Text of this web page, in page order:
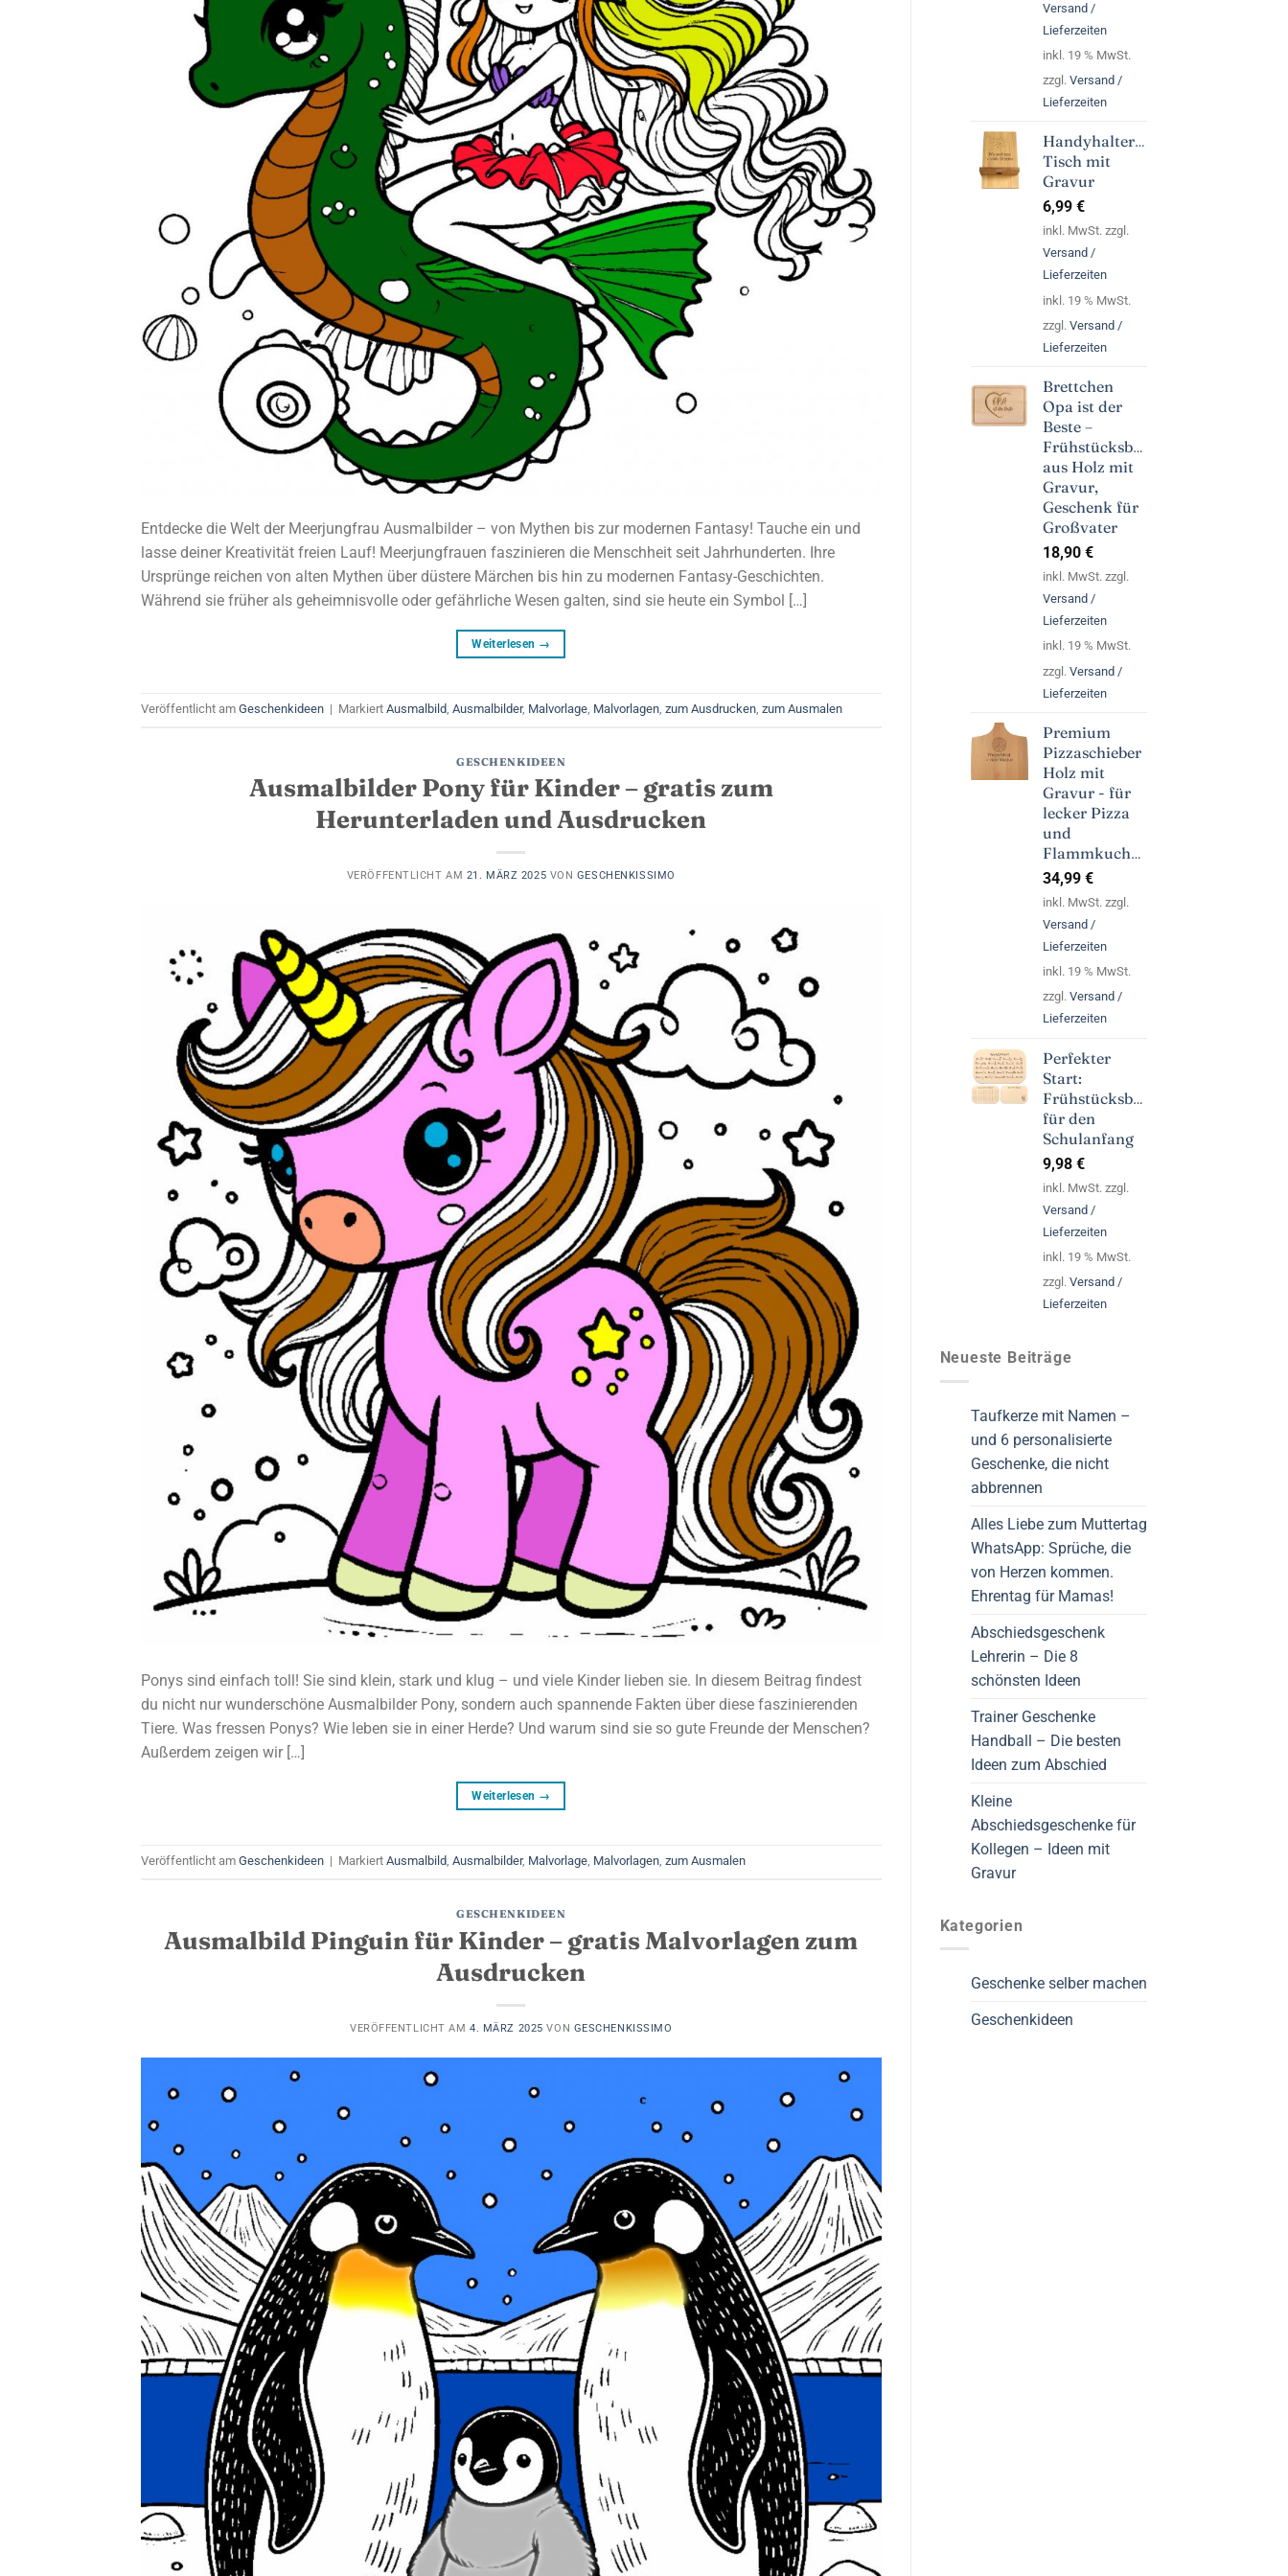
Entdecke die Welt der Meerjungfrau Ausmalbilder – von Mythen bis zur modernen Fantasy! Tauche ein und
lasse deiner Kreativität freien Lauf! Meerjungfrauen faszinieren die Menschheit seit Jahrhunderten. Ihre
Ursprünge reichen von alten Mythen über düstere Märchen bis hin zu modernen Fantasy-Geschichten.
Während sie früher als geheimnisvolle oder gefährliche Wesen galten, sind sie heute ein Symbol […]
Weiterlesen →
Veröffentlicht am Geschenkideen | Markiert Ausmalbild, Ausmalbilder, Malvorlage, Malvorlagen, zum Ausdrucken, zum Ausmalen
GESCHENKIDEEN
Ausmalbilder Pony für Kinder – gratis zum
Herunterladen und Ausdrucken
VERÖFFENTLICHT AM 21. MÄRZ 2025 VON GESCHENKISSIMO
Ponys sind einfach toll! Sie sind klein, stark und klug – und viele Kinder lieben sie. In diesem Beitrag findest
du nicht nur wunderschöne Ausmalbilder Pony, sondern auch spannende Fakten über diese faszinierenden
Tiere. Was fressen Ponys? Wie leben sie in einer Herde? Und warum sind sie so gute Freunde der Menschen?
Außerdem zeigen wir […]
Weiterlesen →
Veröffentlicht am Geschenkideen | Markiert Ausmalbild, Ausmalbilder, Malvorlage, Malvorlagen, zum Ausmalen
GESCHENKIDEEN
Ausmalbild Pinguin für Kinder – gratis Malvorlagen zum
Ausdrucken
VERÖFFENTLICHT AM4. MÄRZ 2025 VON GESCHENKISSIMO
Versand /
Lieferzeiten
inkl. 19 % MwSt.
zzgl. Versand /
Lieferzeiten
Handyhalterung
Tisch mit
Gravur
6,99 €
inkl. MwSt. zzgl.
Versand /
Lieferzeiten
inkl. 19 % MwSt.
zzgl. Versand /
Lieferzeiten
Brettchen
Opa ist der
Beste –
Frühstücksbrett
aus Holz mit
Gravur,
Geschenk für
Großvater
18,90 €
inkl. MwSt. zzgl.
Versand /
Lieferzeiten
inkl. 19 % MwSt.
zzgl. Versand /
Lieferzeiten
Premium
Pizzaschieber
Holz mit
Gravur - für
lecker Pizza
und
Flammkuchen
34,99 €
inkl. MwSt. zzgl.
Versand /
Lieferzeiten
inkl. 19 % MwSt.
zzgl. Versand /
Lieferzeiten
Perfekter
Start:
Frühstücksbrettchen
für den
Schulanfang
9,98 €
inkl. MwSt. zzgl.
Versand /
Lieferzeiten
inkl. 19 % MwSt.
zzgl. Versand /
Lieferzeiten
Neueste Beiträge
Taufkerze mit Namen –
und 6 personalisierte
Geschenke, die nicht
abbrennen
Alles Liebe zum Muttertag
WhatsApp: Sprüche, die
von Herzen kommen.
Ehrentag für Mamas!
Abschiedsgeschenk
Lehrerin – Die 8
schönsten Ideen
Trainer Geschenke
Handball – Die besten
Ideen zum Abschied
Kleine
Abschiedsgeschenke für
Kollegen – Ideen mit
Gravur
Kategorien
Geschenke selber machen
Geschenkideen